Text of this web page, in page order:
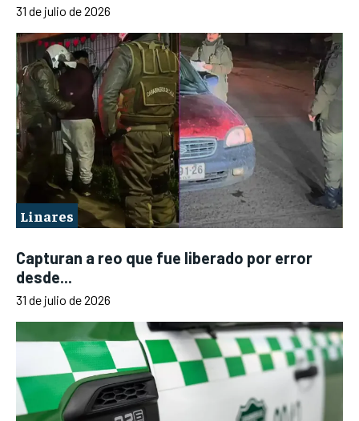
31 de julio de 2026
Linares
Capturan a reo que fue liberado por error
desde...
31 de julio de 2026